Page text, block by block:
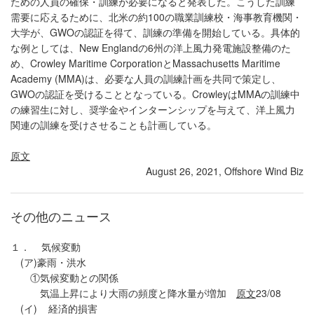
需要に応えるために、北米の約100の職業訓練校・海事教育機関・
大学が、GWOの認証を得て、訓練の準備を開始している。具体的
な例としては、New Englandの6州の洋上風力発電施設整備のた
め、Crowley Maritime CorporationとMassachusetts Maritime
Academy (MMA)は、必要な人員の訓練計画を共同で策定し、
GWOの認証を受けることとなっている。CrowleyはMMAの訓練中
の練習生に対し、奨学金やインターンシップを与えて、洋上風力
関連の訓練を受けさせることも計画している。
原文
August 26, 2021, Offshore Wind Biz
その他のニュース
１． 気候変動
(ア)豪雨・洪水
①気候変動との関係
気温上昇により大雨の頻度と降水量が増加 原文23/08
(イ) 経済的損害